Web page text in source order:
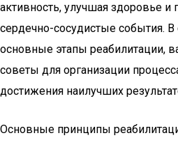
активность, улучшая здоровье
сердечно-сосудистые события. В
основные этапы реабилитации,
советы для организации
достижения наилучших
Основные принципы